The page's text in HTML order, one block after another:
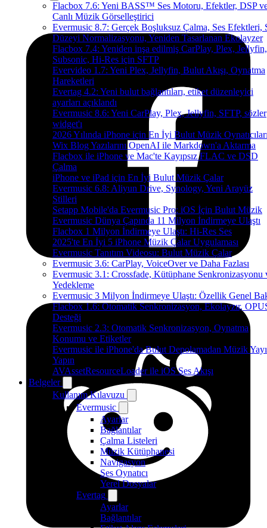
Flacbox 7.6: Yeni BASS™ Ses Motoru, Efektler, DSP
Canlı Müzik Görselleştirici
Evermusic 8.7: Gerçek Boşluksuz Çalma, Ses Efektleri,
Düzeyi Normalizasyonu, Yeniden Tasarlanan Ekolayzer
Flacbox 7.4: Yeniden inşa edilmiş CarPlay, Plex, Jellyfin,
Subsonic, Hi-Res için SFTP
Evervideo 1.7: Yeni Plex, Jellyfin, Bulut Akışı, Oynatma
Hareketleri
Evertag 4.2: Yeni bulut bağlantıları, etiket düzenleyici
ayarları açıklandı
Evermusic 8.6: Yeni CarPlay, Plex, Jellyfin, SFTP, sözler
widget'ı
2026 Yılında iPhone için En İyi Bulut Müzik
Wix Blog Yazılarını OpenAI ile Markdown'a Aktarma
Flacbox ile iPhone ve Mac'te Kayıpsız FLAC ve DSD
Çalma
iPhone ve iPad için En İyi Bulut Müzik Çalar
Evermusic 6.8: Aliyun Drive, Synology, Yeni Arayüz
Stilleri
Setapp Mobile'da Evermusic Pro: iOS İçin Bulut Müzik
Evermusic Dünya Çapında 11 Milyon İndirmeye Ulaştı
Flacbox 1 Milyon İndirmeye Ulaştı: Hi-Res Ses
2025'te En İyi 5 iPhone Müzik Çalar Uygulaması
Evermusic Tanıtım Videosu: Bulut Müzik Çalar
Evermusic 3.6: CarPlay, VoiceOver ve Daha Fazlası
Evermusic 3.1: Crossfade, Kütüphane Senkronizasyonu
Yedekleme
Evermusic 3 Milyon İndirmeye Ulaştı: Özellik Genel
Flacbox 1.6: Otomatik Senkronizasyon, Ekolayzır,
Desteği
Evermusic 2.3: Otomatik Senkronizasyon, Oynatma
Konumu ve Etiketler
Evermusic ile iPhone'da Bulut Depolamadan Müzik
Yapın
AVAssetResourceLoader ile iOS Ses Akışı
Belgeler
Kullanım Kılavuzu
Evermusic
Ayarlar
Bağlantılar
Çalma Listeleri
Müzik Kütüphanesi
Navigasyon
Ses Oynatıcı
Yerel Dosyalar
Evertag
Ayarlar
Bağlantılar